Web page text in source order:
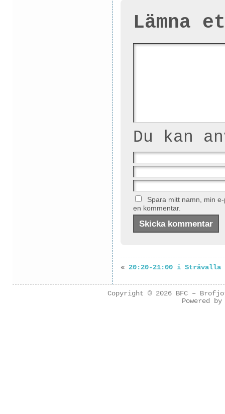
Lämna
Du kan
Spara mitt namn, min
en kommentar.
« 20:20-21:00 i Stråvalla
Copyright © 2026 BFC –
Powered